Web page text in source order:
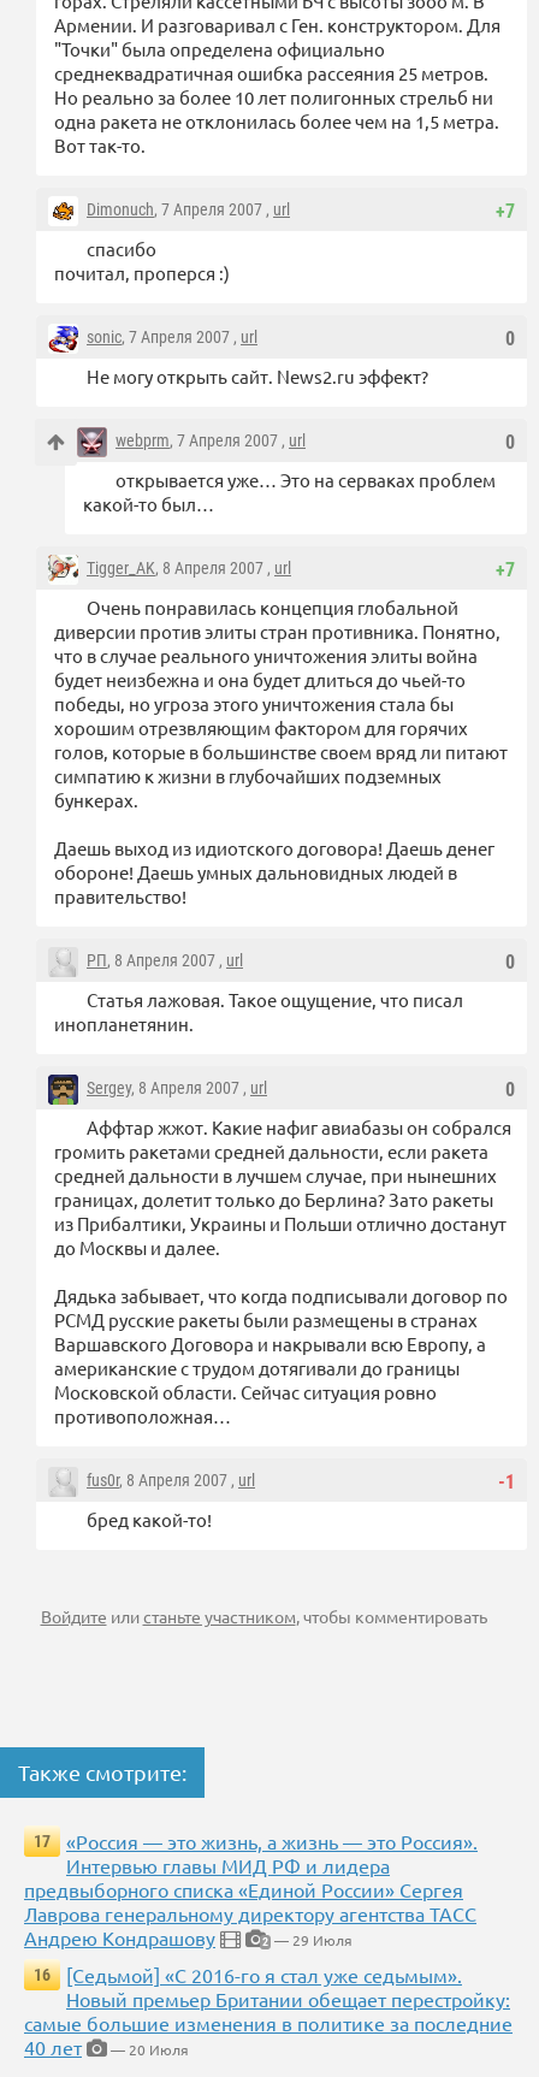
Армении. И разговаривал с Ген. конструктором. Для
"Точки" была определена официально
среднеквадратичная ошибка рассеяния 25 метров.
Но реально за более 10 лет полигонных стрельб ни
одна ракета не отклонилась более чем на 1,5 метра.
Вот так-то.
+7
Dimonuch, 7 Апреля 2007 , url
спасибо
почитал, проперся :)
0
sonic, 7 Апреля 2007 , url
Не могу открыть сайт. News2.ru эффект?
0
webprm, 7 Апреля 2007 , url
открывается уже… Это на серваках проблем
какой-то был…
+7
Tigger_AK, 8 Апреля 2007 , url
Очень понравилась концепция глобальной
диверсии против элиты стран противника. Понятно,
что в случае реального уничтожения элиты война
будет неизбежна и она будет длиться до чьей-то
победы, но угроза этого уничтожения стала бы
хорошим отрезвляющим фактором для горячих
голов, которые в большинстве своем вряд ли питают
симпатию к жизни в глубочайших подземных
бункерах.
Даешь выход из идиотского договора! Даешь денег
обороне! Даешь умных дальновидных людей в
правительство!
0
РП, 8 Апреля 2007 , url
Статья лажовая. Такое ощущение, что писал
инопланетянин.
0
Sergey, 8 Апреля 2007 , url
Аффтар жжот. Какие нафиг авиабазы он собрался
громить ракетами средней дальности, если ракета
средней дальности в лучшем случае, при нынешних
границах, долетит только до Берлина? Зато ракеты
из Прибалтики, Украины и Польши отлично достанут
до Москвы и далее.
Дядька забывает, что когда подписывали договор по
РСМД русские ракеты были размещены в странах
Варшавского Договора и накрывали всю Европу, а
американские с трудом дотягивали до границы
Московской области. Сейчас ситуация ровно
противоположная…
-1
fus0r, 8 Апреля 2007 , url
бред какой-то!
Войдите илистаньте участником, чтобы комментировать
Также смотрите:
17
«Россия — это жизнь, а жизнь — это Россия».
Интервью главы МИД РФ и лидера
предвыборного списка «Единой России» Сергея
Лаврова генеральному директору агентства ТАСС
Андрею Кондрашову
2 — 29 Июля
16
[Седьмой] «С 2016-го я стал уже седьмым».
Новый премьер Британии обещает перестройку:
самые большие изменения в политике за последние
40 лет
— 20 Июля